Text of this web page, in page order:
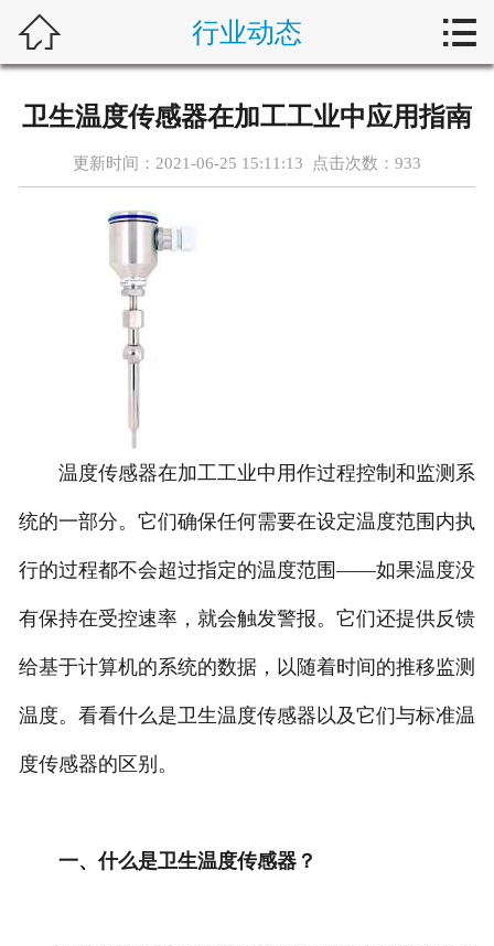
 行业动态 
卫生温度传感器在加工工业中应用指南
更新时间：2021-06-25 15:11:13 点击次数： 933
温度传感器在加工工业中用作过程控制和监测系
统的一部分。它们确保任何需要在设定温度范围内执
行的过程都不会超过指定的温度范围——如果温度没
有保持在受控速率，就会触发警报。它们还提供反馈
给基于计算机的系统的数据，以随着时间的推移监测
温度。看看什么是卫生温度传感器以及它们与标准温
度传感器的区别。
一、什么是卫生温度传感器？